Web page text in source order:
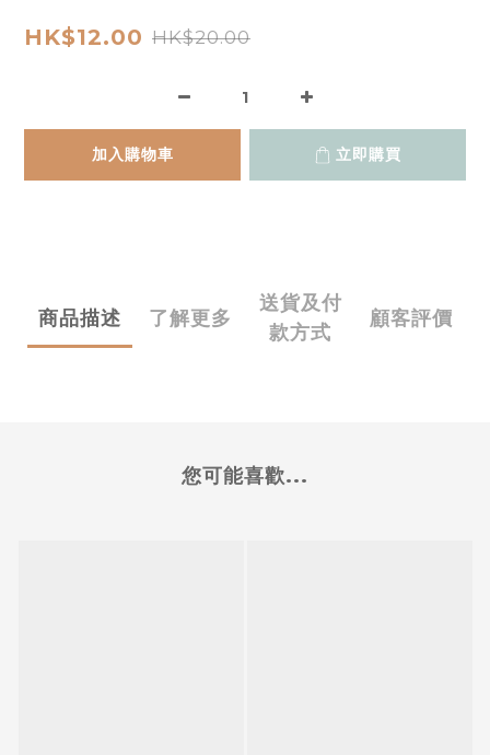
HK$12.00 HK$20.00
加入購物車 立即購買
商品描述 了解更多
送貨及付
款方式
顧客評價
您可能喜歡...